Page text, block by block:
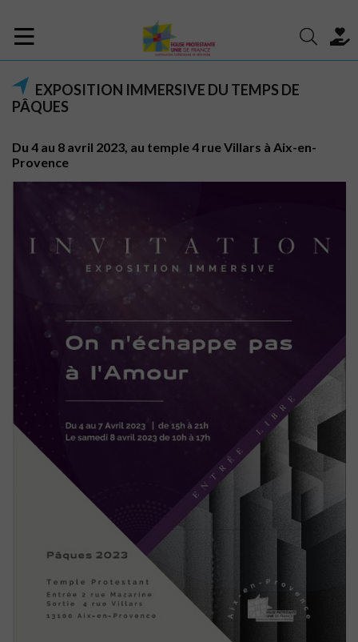
EXPOSITION IMMERSIVE DU TEMPS DE
PÂQUES
Du 4 au 8 avril 2023, au temple 4 rue Villars à Aix-en-
Provence